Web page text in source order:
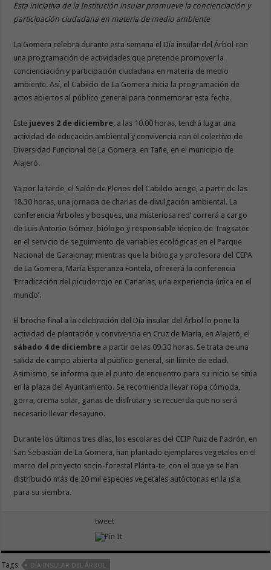
Esta iniciativa de la Institución insular promueve la concienciación y
participación ciudadana en materia de medio ambiente
La Gomera celebra durante esta semana el Día insular del Árbol con
una programación de actividades que pretende promover la
concienciación y participación ciudadana en materia de medio
ambiente. Así, el Cabildo de La Gomera inicia la programación de
actos abiertos al público general para conmemorar esta fecha.
Este jueves 2 de diciembre , a las 10.00 horas, tendrá lugar una
actividad de educación ambiental y convivencia con el colectivo de
Diversidad Funcional de La Gomera, en Tañe, en el municipio de
Alajeró.
Ya por la tarde, el Salón de Plenos del Cabildo acoge, a partir de las
18.30 horas, una jornada de charlas de divulgación ambiental. La
conferencia ‘Árboles y bosques, una misteriosa red’ correrá a cargo
de Luis Antonio Gómez, biólogo y responsable técnico de Tragsatec
en el servicio de seguimiento de variables ecológicas en el Parque
Nacional de Garajonay; mientras que la bióloga y profesora del CEPA
de La Gomera, María Esperanza Fontela, ofrecerá la conferencia
‘Erradicación del picudo rojo en Canarias, una experiencia única en el
mundo’.
El broche final a la celebración del Día insular del Árbol lo pone la
actividad de plantación y convivencia en Cruz de María, en Alajeró, el
sábado 4 de diciembre a partir de las 09.30 horas. Se trata de una
salida de campo abierta al público general, sin límite de edad.
Asimismo, se informa que el punto de encuentro para su inicio se sitúa
en la plaza del Ayuntamiento. Se recomienda llevar ropa cómoda,
gorra, crema solar, ganas de disfrutar y se recuerda que no será
necesario llevar desayuno.
Durante los últimos tres días, los escolares del CEIP Ruiz de Padrón, en
San Sebastián de La Gomera, han plantado ejemplares vegetales en el
marco del proyecto socio-forestal Plánta-te, con el que ya se han
distribuido más de 20 mil especies vegetales autóctonas en la isla
para su siembra.
tweet
Tags DÍA INSULAR DEL ÁRBOL